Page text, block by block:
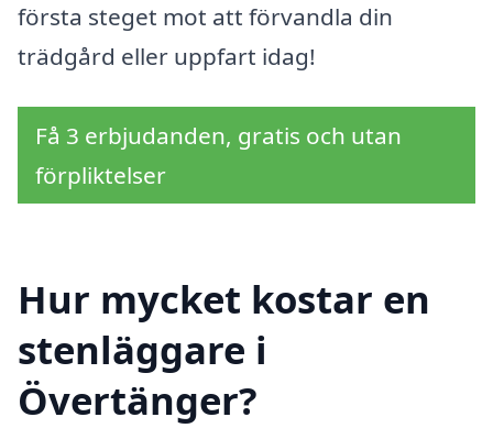
första steget mot att förvandla din
trädgård eller uppfart idag!
Få 3 erbjudanden, gratis och utan
förpliktelser
Hur mycket kostar en
stenläggare i
Övertänger?